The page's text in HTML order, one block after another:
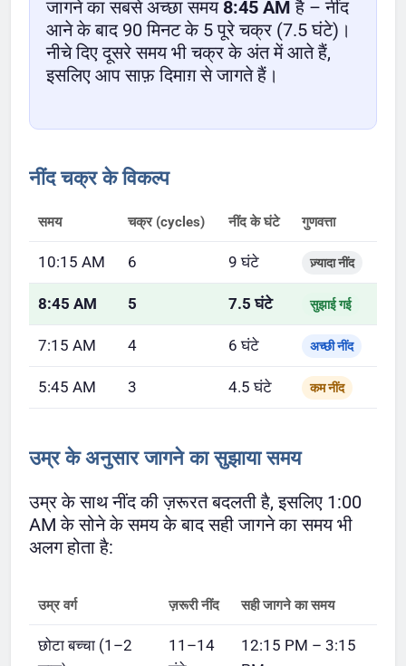
जागने का सबसे अच्छा समय 8:45 AM है – नींद
आने के बाद 90 मिनट के 5 पूरे चक्र (7.5 घंटे)।
नीचे दिए दूसरे समय भी चक्र के अंत में आते हैं,
इसलिए आप साफ़ दिमाग़ से जागते हैं।
नींद चक्र के विकल्प
समय चक्र (cycles) नींद के घंटे गुणवत्ता
10:15 AM 6 9 घंटे ज़्यादा नींद
8:45 AM 5 7.5 घंटे सुझाई गई
7:15 AM 4 6 घंटे अच्छी नींद
5:45 AM 3 4.5 घंटे कम नींद
उम्र के अनुसार जागने का सुझाया समय
उम्र के साथ नींद की ज़रूरत बदलती है, इसलिए 1:00
AM के सोने के समय के बाद सही जागने का समय भी
अलग होता है:
उम्र वर्ग ज़रूरी नींद सही जागने का समय
छोटा बच्चा (1–2
11–14
12:15 PM – 3:15